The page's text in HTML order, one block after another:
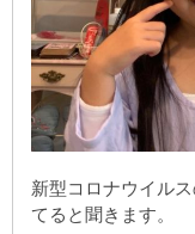
新型コロナウイル
てると聞きます。